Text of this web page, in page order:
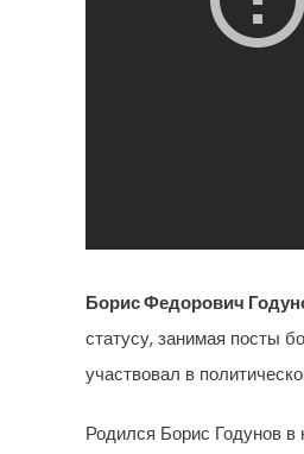
Борис Федорович
статусу, занимая посты
участвовал в
Родился Борис Годунов в